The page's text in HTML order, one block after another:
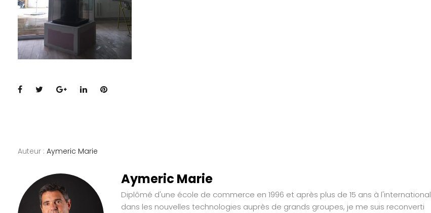
Facebook
TwitterGoogle+
LinkedInPinterest
Auteur : Aymeric Marie
Aymeric Marie
Diplômé d'une école de commerce en 1996 et après plus de 15 ans à l'international
dans les nouvelles technologies auprès de grands groupes, je me suis reconverti